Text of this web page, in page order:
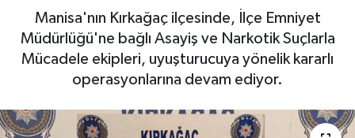
Manisa'nın Kırkağaç ilçesinde, İlçe Emniyet
Müdürlüğü'ne bağlı Asayiş ve Narkotik Suçlarla
Mücadele ekipleri, uyuşturucuya yönelik kararlı
operasyonlarına devam ediyor.
BİLİM VE TEKNOLOJİ
Yaşam
Tarih